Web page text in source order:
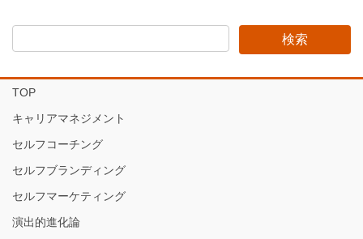
TOP
キャリアマネジメント
セルフコーチング
セルフブランディング
セルフマーケティング
演出的進化論